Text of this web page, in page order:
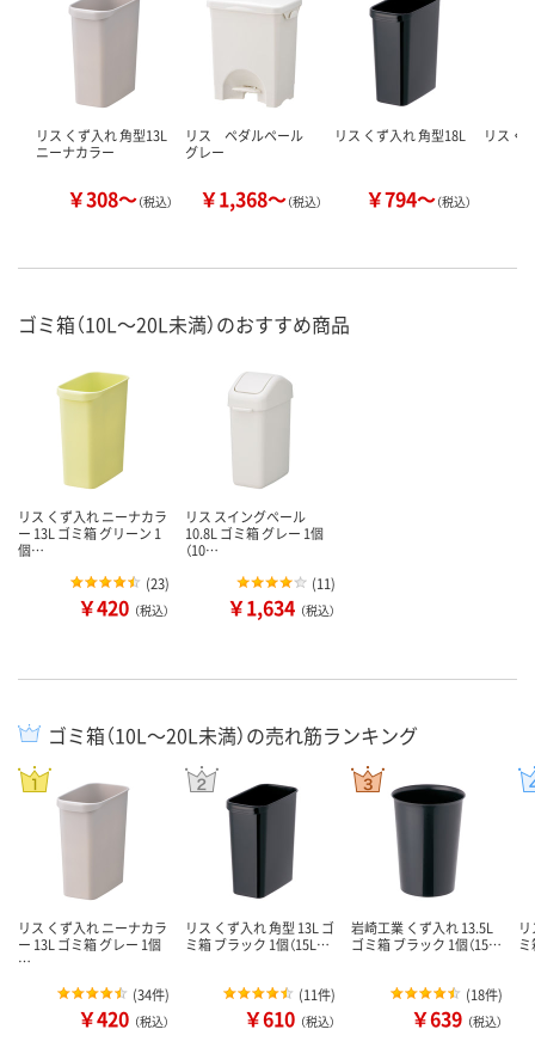
リス くず入れ 角型13L
ニーナカラー
￥308～（税込）
リス ペダルペール
グレー
￥1,368～（税込）
リス くず入れ 角型18L
￥794～（税込）
リス く
ゴミ箱（10L～20L未満）のおすすめ商品
リス くず入れ ニーナカラ
ー 13L ゴミ箱 グリーン 1
個…
(23)
￥420 （税込）
リス スイングペール
10.8L ゴミ箱 グレー 1個
（10…
(11)
￥1,634 （税込）
ゴミ箱（10L～20L未満）の売れ筋ランキング
リス くず入れ ニーナカラ
ー 13L ゴミ箱 グレー 1個
…
(34件)
￥420 （税込）
リス くず入れ 角型 13L ゴ
ミ箱 ブラック 1個（15L…
(11件)
￥610 （税込）
岩崎工業 くず入れ 13.5L
ゴミ箱 ブラック 1個（15…
(18件)
￥639 （税込）